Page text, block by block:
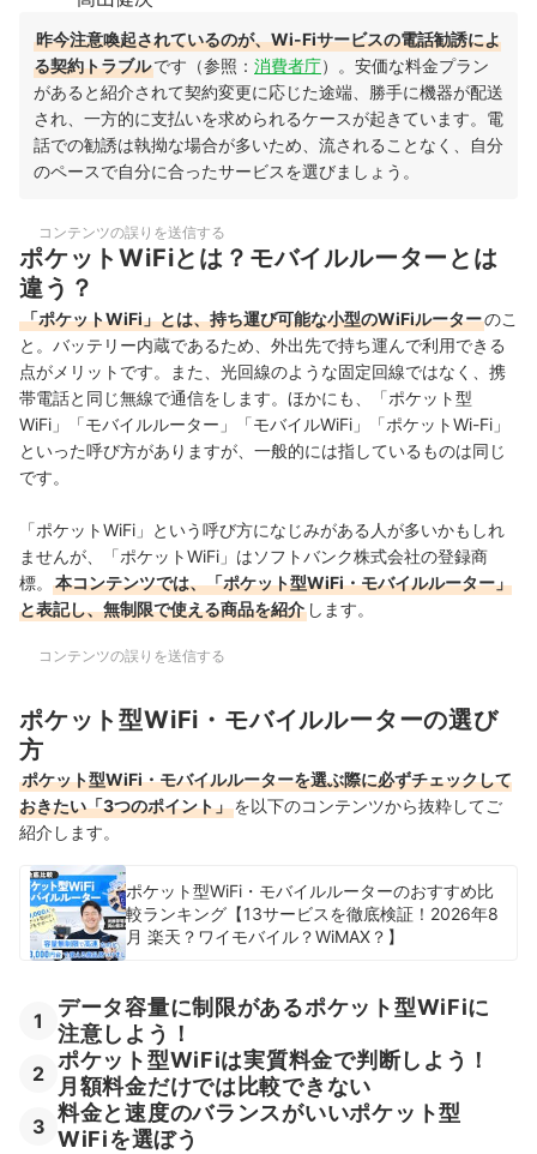
昨今注意喚起されているのが、Wi-Fiサービスの電話勧誘によ
る契約トラブルです（参照： 消費者庁）。安価な料金プラン
があると紹介されて契約変更に応じた途端、勝手に機器が配送
され、一方的に支払いを求められるケースが起きています。電
話での勧誘は執拗な場合が多いため、流されることなく、自分
のペースで自分に合ったサービスを選びましょう。
コンテンツの誤りを送信する
ポケットWiFiとは？モバイルルーターとは
違う？
「ポケットWiFi」とは、持ち運び可能な小型のWiFiルーターのこ
と。バッテリー内蔵であるため、外出先で持ち運んで利用できる
点がメリットです。また、光回線のような固定回線ではなく、携
帯電話と同じ無線で通信をします。ほかにも、「ポケット型
WiFi」「モバイルルーター」「モバイルWiFi」「ポケットWi-Fi」
といった呼び方がありますが、一般的には指しているものは同じ
です。
「ポケットWiFi」という呼び方になじみがある人が多いかもしれ
ませんが、「ポケットWiFi」はソフトバンク株式会社の登録商
標。
本コンテンツでは、「ポケット型WiFi・モバイルルーター」
と表記し、無制限で使える商品を紹介 します。
コンテンツの誤りを送信する
ポケット型WiFi・モバイルルーターの選び
方
ポケット型WiFi・モバイルルーターを選ぶ際に必ずチェックして
おきたい「3つのポイント」を以下のコンテンツから抜粋してご
紹介します。
ポケット型WiFi・モバイルルーターのおすすめ比
較ランキング【13サービスを徹底検証！2026年8
月 楽天？ワイモバイル？WiMAX？】
1
データ容量に制限があるポケット型WiFiに
注意しよう！
2
ポケット型WiFiは実質料金で判断しよう！
月額料金だけでは比較できない
3
料金と速度のバランスがいいポケット型
WiFiを選ぼう